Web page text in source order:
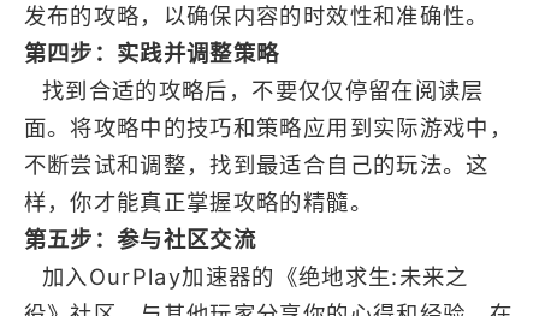
发布的攻略，以确保内容的时效性和准确性。
第四步：实践并调整策略
找到合适的攻略后，不要仅仅停留在阅读层
面。将攻略中的技巧和策略应用到实际游戏中，
不断尝试和调整，找到最适合自己的玩法。这
样，你才能真正掌握攻略的精髓。
第五步：参与社区交流
加入OurPlay加速器的《绝地求生:未来之